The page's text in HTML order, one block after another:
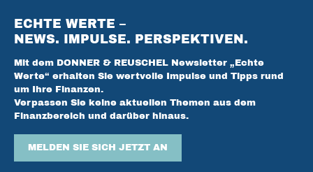
ECHTE WERTE –
NEWS. IMPULSE. PERSPEKTIVEN.
Mit dem DONNER & REUSCHEL Newsletter „Echte
Werte“ erhalten Sie wertvolle Impulse und Tipps rund
um Ihre Finanzen.
Verpassen Sie keine aktuellen Themen aus dem
Finanzbereich und darüber hinaus.
MELDEN SIE SICH JETZT AN